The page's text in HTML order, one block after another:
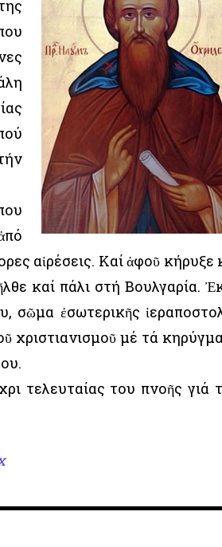
αἱρέσεις. Καί ἀφοῦ κήρυξε
καί πάλι στή Βουλγαρία.
σῶμα ἐσωτερικῆς
χριστιανισμοῦ μέ τά
τελευταίας του πνοῆς γιά